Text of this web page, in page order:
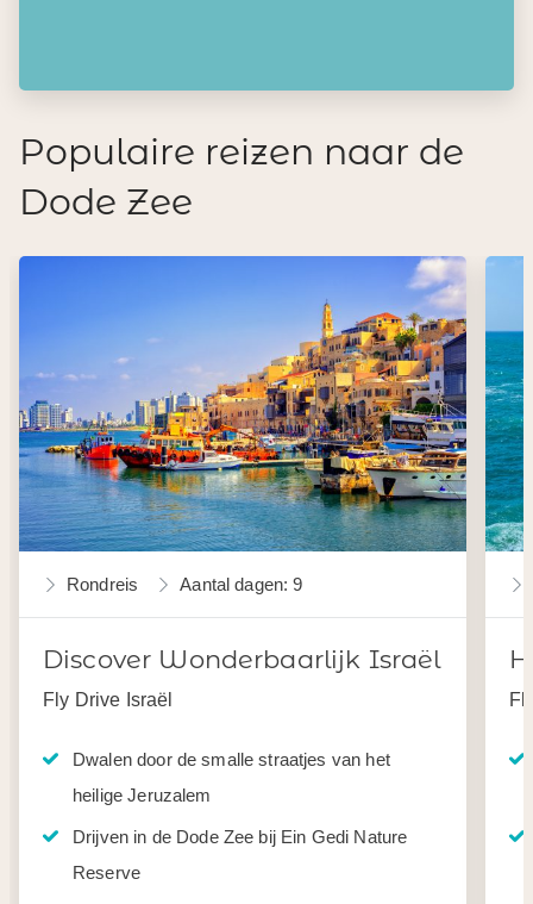
Populaire reizen naar de
Dode Zee
Rondreis Aantal dagen: 9
Discover Wonderbaarlijk Israël
Fly Drive Israël
Dwalen door de smalle straatjes van het
heilige Jeruzalem
Drijven in de Dode Zee bij Ein Gedi Nature
Reserve